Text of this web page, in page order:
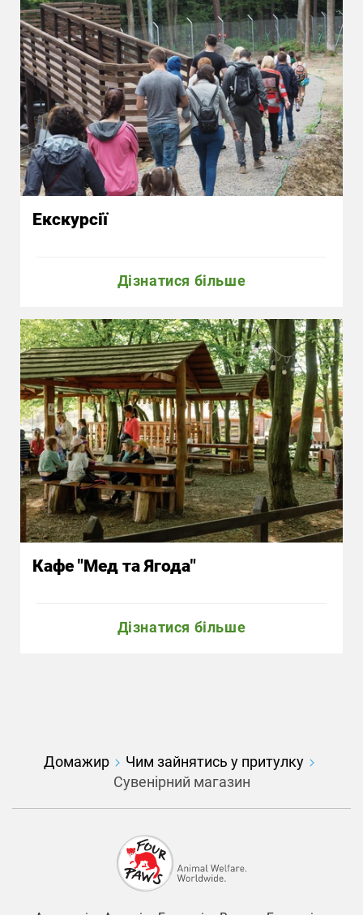
Екскурсії
Дізнатися більше
Кафе "Мед та Ягода"
Дізнатися більше
Домажир
Чим зайнятись у притулку
Сувенірний магазин